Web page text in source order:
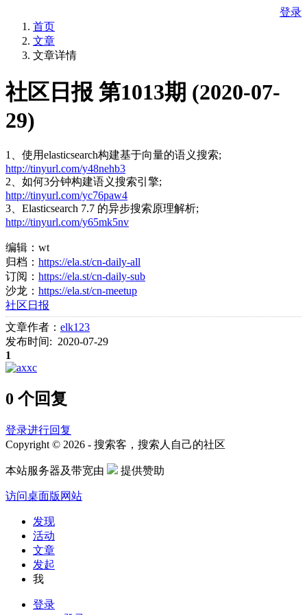
登录
首页
文章
文章详情
社区日报 第1013期 (2020-07-
29)
1、使用elasticsearch构建基于向量的语义搜索;
http://tinyurl.com/y48nehb3
2、如何3分钟构建语义搜索引擎;
http://tinyurl.com/yc76paw4
3、Elasticsearch 7.7 的异步搜索原理解析;
http://tinyurl.com/y65mk5nv
编辑：wt
归档： https://ela.st/cn-daily-all
订阅： https://ela.st/cn-daily-sub
沙龙： https://ela.st/cn-meetup
社区日报
文章作者： elk123
发布时间: 2020-07-29
1
0 个回复
登录进行回复
Copyright © 2026 - 搜索客，搜索人自己的社区
本站服务器及带宽由 提供赞助
访问桌面版网站
发现
活动
文章
发起
我
登录